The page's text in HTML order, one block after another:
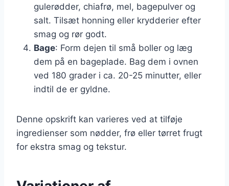
gulerødder, chiafrø, mel, bagepulver og
salt. Tilsæt honning eller krydderier efter
smag og rør godt.
Bage: Form dejen til små boller og læg
dem på en bageplade. Bag dem i ovnen
ved 180 grader i ca. 20-25 minutter, eller
indtil de er gyldne.
Denne opskrift kan varieres ved at tilføje
ingredienser som nødder, frø eller tørret frugt
for ekstra smag og tekstur.